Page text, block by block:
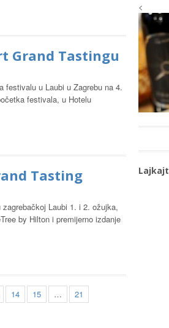
Grand Tastingu
festivalu u Laubi u Zagrebu na 4.
festivala, u Hotelu
Tasting
Laubi 1. i 2. ožujka,
by Hilton i premijerno izdanje
14 15 …
21
<